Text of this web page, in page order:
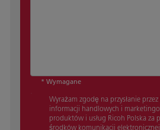
* Wymagane
Wyrażam zgodę na przysłanie przez
informacji handlowych i
produktów i usług Ricoh Polska za
środków komunikacji